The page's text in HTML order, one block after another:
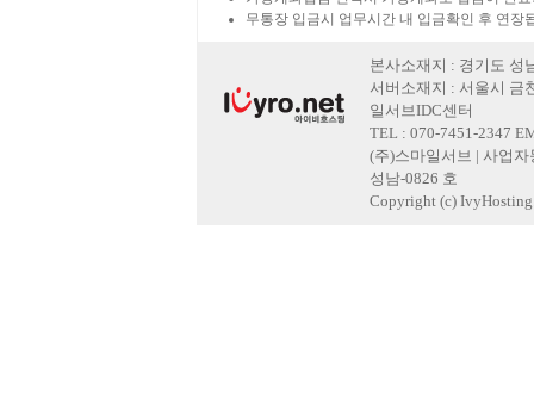
무통장 입금시 업무시간 내 입금확인 후 연장
본사소재지 : 경기도 성
서버소재지 : 서울시 금
일서브IDC센터
TEL : 070-7451-2347
(주)스마일서브 | 사업
성남-0826 호
Copyright (c)